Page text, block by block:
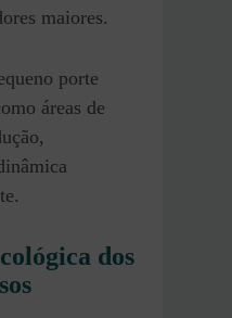
maiores.
porte
áreas de
dos